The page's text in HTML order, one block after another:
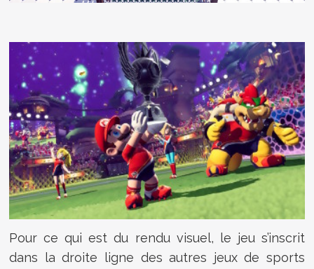
Pour ce qui est du rendu visuel, le jeu s’inscrit
dans la droite ligne des autres jeux de sports